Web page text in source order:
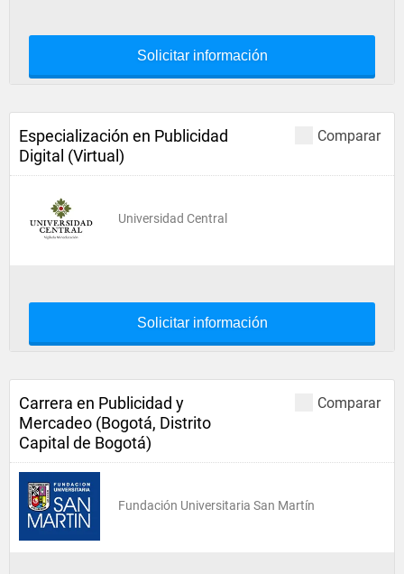
Solicitar información
Comparar
Especialización en Publicidad
Digital (Virtual)
Universidad Central
Solicitar información
Comparar
Carrera en Publicidad y
Mercadeo (Bogotá, Distrito
Capital de Bogotá)
Fundación Universitaria San Martín